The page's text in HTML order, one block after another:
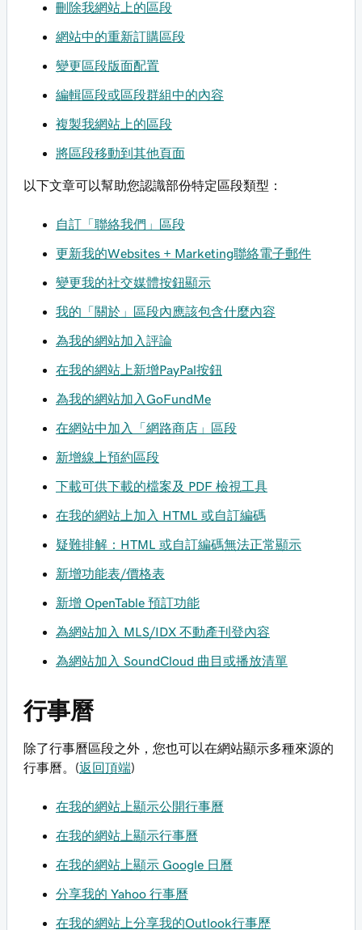
刪除我網站上的區段
網站中的重新訂購區段
變更區段版面配置
編輯區段或區段群組中的內容
複製我網站上的區段
將區段移動到其他頁面
以下文章可以幫助您認識部份特定區段類型：
自訂「聯絡我們」區段
更新我的Websites + Marketing聯絡電子郵件
變更我的社交媒體按鈕顯示
我的「關於」區段內應該包含什麼內容
為我的網站加入評論
在我的網站上新增PayPal按鈕
為我的網站加入GoFundMe
在網站中加入「網路商店」區段
新增線上預約區段
下載可供下載的檔案及 PDF 檢視工具
在我的網站上加入 HTML 或自訂編碼
疑難排解：HTML 或自訂編碼無法正常顯示
新增功能表/價格表
新增 OpenTable 預訂功能
為網站加入 MLS/IDX 不動產刊登內容
為網站加入 SoundCloud 曲目或播放清單
行事曆
除了行事曆區段之外，您也可以在網站顯示多種來源的
行事曆。(返回頂端)
在我的網站上顯示公開行事曆
在我的網站上顯示行事曆
在我的網站上顯示 Google 日曆
分享我的 Yahoo 行事曆
在我的網站上分享我的Outlook行事歷